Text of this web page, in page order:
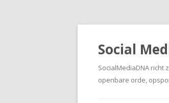
Social
SocialMediaDNA
openbare orde,